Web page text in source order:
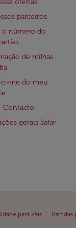
ofertas
parceiros
o número do
de milhas
me do meu
Contacto
gerais Safar
para País Partidas